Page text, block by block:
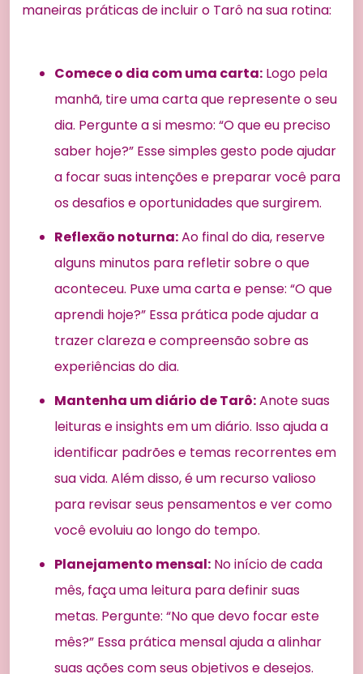
maneiras práticas de incluir o Tarô na sua rotina:
Comece o dia com uma carta: Logo pela
manhã, tire uma carta que represente o seu
dia. Pergunte a si mesmo: “O que eu preciso
saber hoje?” Esse simples gesto pode ajudar
a focar suas intenções e preparar você para
os desafios e oportunidades que surgirem.
Reflexão noturna:Ao final do dia, reserve
alguns minutos para refletir sobre o que
aconteceu. Puxe uma carta e pense: “O que
aprendi hoje?” Essa prática pode ajudar a
trazer clareza e compreensão sobre as
experiências do dia.
Mantenha um diário de Tarô:Anote suas
leituras e insights em um diário. Isso ajuda a
identificar padrões e temas recorrentes em
sua vida. Além disso, é um recurso valioso
para revisar seus pensamentos e ver como
você evoluiu ao longo do tempo.
Planejamento mensal: No início de cada
mês, faça uma leitura para definir suas
metas. Pergunte: “No que devo focar este
mês?” Essa prática mensal ajuda a alinhar
suas ações com seus objetivos e desejos.